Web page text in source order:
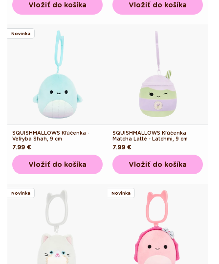
Vložiť do košíka Vložiť do košíka
Novinka
SQUISHMALLOWS Kľúčenka -
Veľryba Shah, 9 cm
Pôvodná
cena
7.99 €
Vložiť do košíka
SQUISHMALLOWS Kľúčenka
Matcha Latté - Latchmi, 9 cm
Pôvodná
cena
7.99 €
Vložiť do košíka
Novinka Novinka